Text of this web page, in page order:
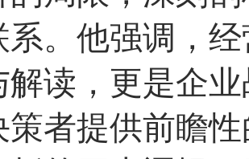
系。他强调，
解读，更是企
策者提供前瞻